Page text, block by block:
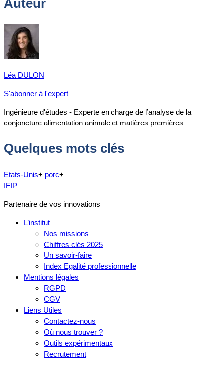
Auteur
Léa DULON
S'abonner à l'expert
Ingénieure d'études - Experte en charge de l’analyse de la
conjoncture alimentation animale et matières premières
Quelques mots clés
Etats-Unis+ porc+
IFIP
Partenaire de vos innovations
L’institut
Nos missions
Chiffres clés 2025
Un savoir-faire
Index Egalité professionnelle
Mentions légales
RGPD
CGV
Liens Utiles
Contactez-nous
Où nous trouver ?
Outils expérimentaux
Recrutement